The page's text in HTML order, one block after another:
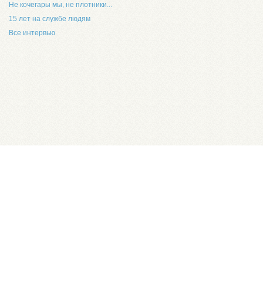
Не кочегары мы, не плотники...
15 лет на службе людям
Все интервью